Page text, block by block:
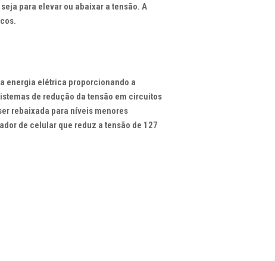
seja para elevar ou abaixar a tensão. A
.
energia elétrica proporcionando a
de redução da tensão em circuitos
rebaixada para níveis menores
de celular que reduz a tensão de 127